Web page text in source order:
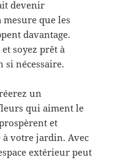
devenir
que les
davantage.
soyez prêt à
nécessaire.
un
qui aiment le
et
à votre jardin. Avec
extérieur peut